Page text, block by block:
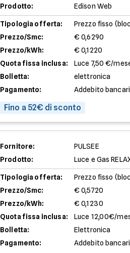
Prodotto:
Edison Web
Tipologia offerta:
Prezzo fisso
Prezzo/Smc:
€ 0,6290
Prezzo/kWh:
€ 0,1220
Quota fissa inclusa:
Luce 7,50 €/
Bolletta:
elettronica
Pagamento:
Addebito
Fino a 52€ di sconto
Fornitore:
PULSEE
Prodotto:
Luce e Gas
Tipologia offerta:
Prezzo fisso
Prezzo/Smc:
€ 0,5720
Prezzo/kWh:
€ 0,1230
Quota fissa inclusa:
Luce 12,00€/
Bolletta:
Elettronica
Pagamento:
Addebito